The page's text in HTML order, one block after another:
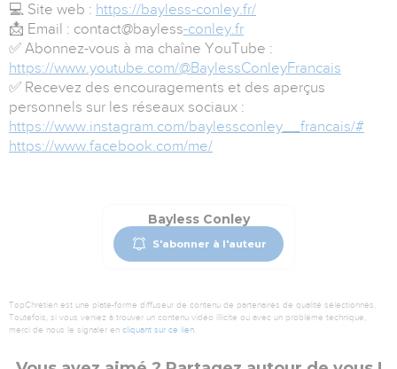
💻 Site web : https://bayless-conley.fr/
📩 Email : contact@bayless-conley.fr
✅ Abonnez-vous à ma chaîne YouTube :
https://www.youtube.com/@BaylessConleyFrancais
✅ Recevez des encouragements et des aperçus
personnels sur les réseaux sociaux :
https://www.instagram.com/baylessconley__francais/#
https://www.facebook.com/me/
Bayless Conley
S'abonner à l'auteur
TopChrétien est une plate-forme diffuseur de contenu de partenaires de qualité sélectionnés.
Toutefois, si vous veniez à trouver un contenu vidéo illicite ou avec un problème technique,
merci de nous le signaler en cliquant sur ce lien.